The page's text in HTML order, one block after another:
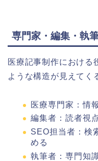
専門家・編集・執
医療記事制作における
ような構造が見えてく
医療専門家：情
編集者：読者視
SEO担当者：検
める
執筆者：専門知